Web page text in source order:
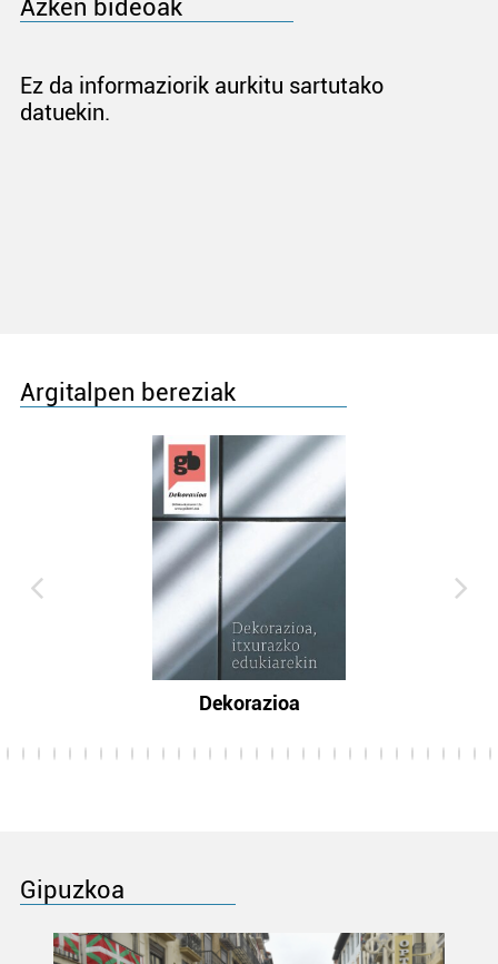
Azken bideoak
Ez da informaziorik aurkitu sartutako
datuekin.
Argitalpen bereziak
Dekorazioa
Gipuzkoa